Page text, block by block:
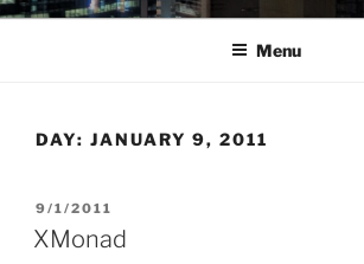
Menu
DAY: JANUARY 9, 2011
POSTED
ON
9/1/2011
XMonad